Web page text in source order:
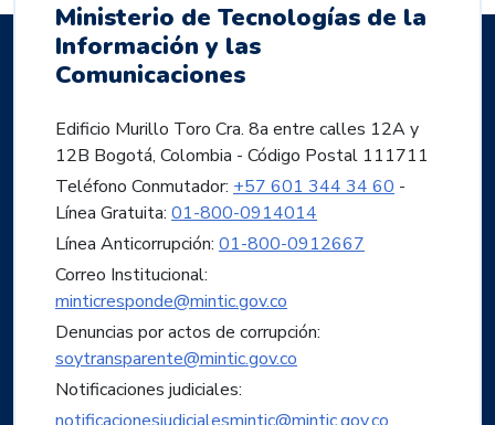
Ministerio de Tecnologías de la
Información y las
Comunicaciones
Edificio Murillo Toro Cra. 8a entre calles 12A y
12B Bogotá, Colombia - Código Postal 111711
Teléfono Conmutador: +57 601 344 34 60 -
Línea Gratuita: 01-800-0914014
Línea Anticorrupción: 01-800-0912667
Correo Institucional:
minticresponde@mintic.gov.co
Denuncias por actos de corrupción:
soytransparente@mintic.gov.co
Notificaciones judiciales: